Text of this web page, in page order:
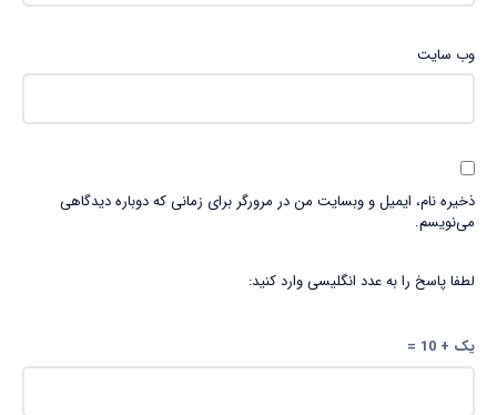
وب‌ سایت
ذخیره نام، ایمیل و وبسایت من در مرورگر برای زمانی که دوباره دیدگاهی
می‌نویسم.
لطفا پاسخ را به عدد انگلیسی وارد کنید:
یک + 10 =